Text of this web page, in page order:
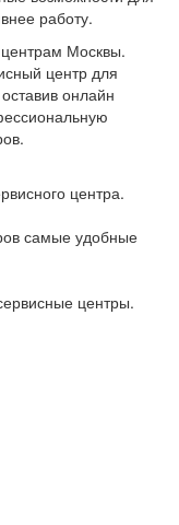
работу.
Москвы.
центр для
онлайн
центра.
самые удобные
центры.